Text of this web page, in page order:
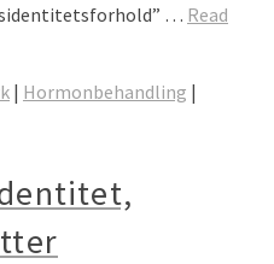
… Read
| Hormonbehandling |